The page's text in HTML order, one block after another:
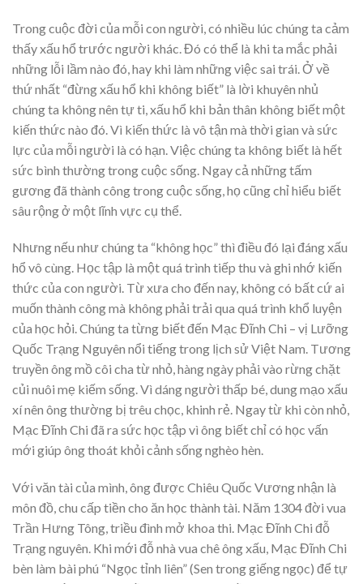
Trong cuộc đời của mỗi con người, có nhiều lúc chúng ta cảm
thấy xấu hổ trước người khác. Đó có thể là khi ta mắc phải
những lỗi lầm nào đó, hay khi làm những việc sai trái. Ở về
thứ nhất “đừng xấu hổ khi không biết” là lời khuyên nhủ
chúng ta không nên tự ti, xấu hổ khi bản thân không biết một
kiến thức nào đó. Vì kiến thức là vô tận mà thời gian và sức
lực của mỗi người là có hạn. Việc chúng ta không biết là hết
sức bình thường trong cuộc sống. Ngay cả những tấm
gương đã thành công trong cuộc sống, họ cũng chỉ hiểu biết
sâu rộng ở một lĩnh vực cụ thể.
Nhưng nếu như chúng ta “không học” thì điều đó lại đáng xấu
hổ vô cùng. Học tập là một quá trình tiếp thu và ghi nhớ kiến
thức của con người. Từ xưa cho đến nay, không có bất cứ ai
muốn thành công mà không phải trải qua quá trình khổ luyện
của học hỏi. Chúng ta từng biết đến Mạc Đĩnh Chi – vị Lưỡng
Quốc Trạng Nguyên nổi tiếng trong lịch sử Việt Nam. Tương
truyền ông mồ côi cha từ nhỏ, hàng ngày phải vào rừng chặt
củi nuôi mẹ kiếm sống. Vì dáng người thấp bé, dung mạo xấu
xí nên ông thường bị trêu chọc, khinh rẻ. Ngay từ khi còn nhỏ,
Mạc Đĩnh Chi đã ra sức học tập vì ông biết chỉ có học vấn
mới giúp ông thoát khỏi cảnh sống nghèo hèn.
Với văn tài của mình, ông được Chiêu Quốc Vương nhận là
môn đồ, chu cấp tiền cho ăn học thành tài. Năm 1304 đời vua
Trần Hưng Tông, triều đình mở khoa thi. Mạc Đĩnh Chi đỗ
Trạng nguyên. Khi mới đỗ nhà vua chê ông xấu, Mạc Đĩnh Chi
bèn làm bài phú “Ngọc tỉnh liên” (Sen trong giếng ngọc) để tự